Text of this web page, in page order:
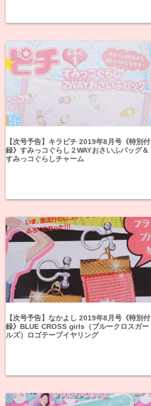
【次号予告】キラピチ 2019年8月号《特別付
録》すみっコぐらし２WAYおさいふバッグ＆
すみっコぐらしチャーム
【次号予告】なかよし 2019年8月号《特別付
録》BLUE CROSS girls（ブルークロスガー
ルズ）ロゴテープイヤリング